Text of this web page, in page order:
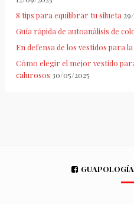
8 tips para equilibrar tu silueta
Guía rápida de autoanálisis de
En defensa de los vestidos para
Cómo elegir el mejor vestido
calurosos 30/05/2025